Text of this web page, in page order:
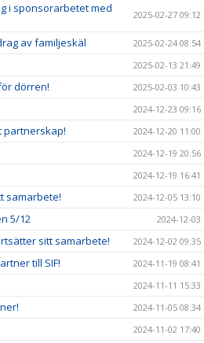
i sponsorarbetet med
2025-02-27 09:12
av familjeskäl 2025-02-24 08:54
2025-02-13 21:49
dörren!
2025-02-03 10:43
2024-12-23 09:16
partnerskap! 2024-12-20 11:00
2024-12-19 20:56
2024-12-19 16:41
samarbete! 2024-12-05 13:10
5/12 2024-12-03
sitt samarbete! 2024-12-02 09:35
till SIF! 2024-11-19 08:41
2024-11-11 15:33
2024-11-05 08:34
2024-11-02 17:40